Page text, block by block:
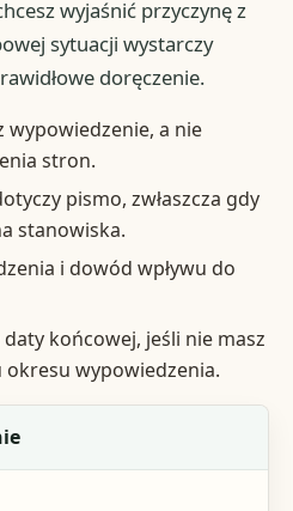
wyjaśnić przyczynę z
sytuacji wystarczy
doręczenie.
wypowiedzenie, a nie
stron.
pismo, zwłaszcza gdy
stanowiska.
i dowód wpływu do
końcowej, jeśli nie masz
wypowiedzenia.